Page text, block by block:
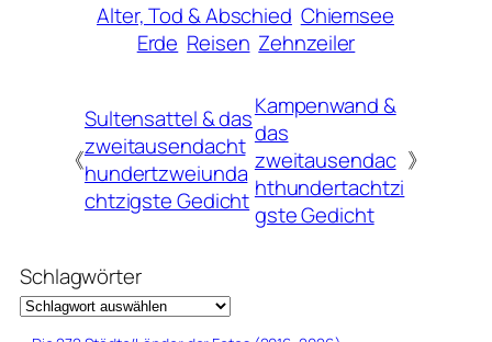
Alter, Tod & Abschied Chiemsee
Erde Reisen Zehnzeiler
《
Sultensattel & das
zweitausendacht
hundertzweiunda
chtzigste Gedicht
Kampenwand &
das
zweitausendac
hthundertachtzi
gste Gedicht
》
Schlagwörter